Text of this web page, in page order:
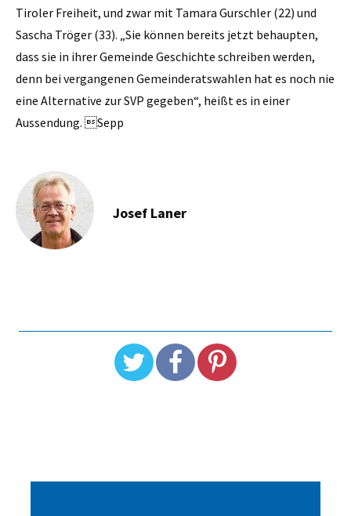
Tiroler Freiheit, und zwar mit ­Tamara Gurschler (22) und
Sascha Tröger (33). „Sie können bereits jetzt behaupten,
dass sie in ihrer Gemeinde Geschichte schreiben werden,
denn bei vergangenen Gemeinderatswahlen hat es noch nie
eine Alternative zur SVP gegeben“, heißt es in einer
Aussendung. Sepp
Josef Laner